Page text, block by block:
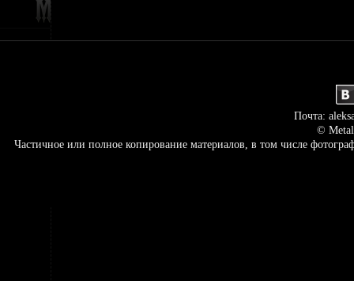
Почта:
©
Частичное или полное копирование материалов, в том числе